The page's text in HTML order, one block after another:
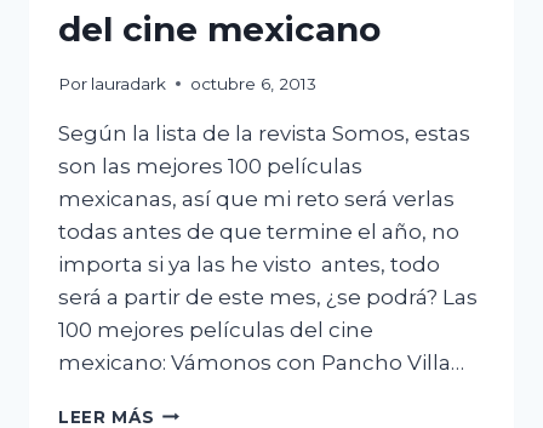
del cine mexicano
Por lauradark octubre 6, 2013
Según la lista de la revista Somos, estas
son las mejores 100 películas
mexicanas, así que mi reto será verlas
todas antes de que termine el año, no
importa si ya las he visto antes, todo
será a partir de este mes, ¿se podrá? Las
100 mejores películas del cine
mexicano: Vámonos con Pancho Villa…
LEER MÁS RETO: